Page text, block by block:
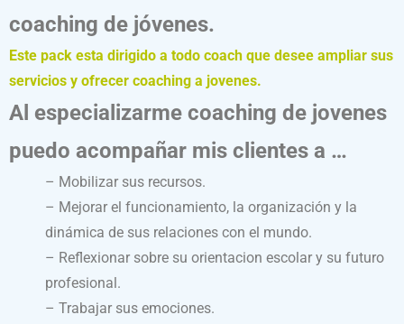
coaching de jóvenes.
Este pack esta dirigido a todo coach que desee ampliar sus
servicios y ofrecer coaching a jovenes.
Al especializarme coaching de jovenes
puedo acompañar mis clientes a …
– Mobilizar sus recursos.
– Mejorar el funcionamiento, la organización y la
dinámica de sus relaciones con el mundo.
– Reflexionar sobre su orientacion escolar y su futuro
profesional.
– Trabajar sus emociones.